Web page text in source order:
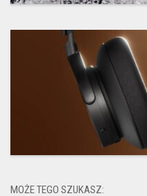
MOŻE TEGO SZUKASZ: